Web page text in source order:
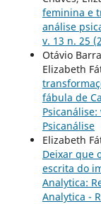
feminina e
análise
v. 13 n. 25
Otávio
Elizabeth
fábula de
Psicanálise
Elizabeth
Deixar que
escrita do
Analytica:
Analytica -